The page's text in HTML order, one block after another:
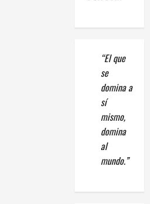
“El que
se
domina a
sí
mismo,
domina
al
mundo.”